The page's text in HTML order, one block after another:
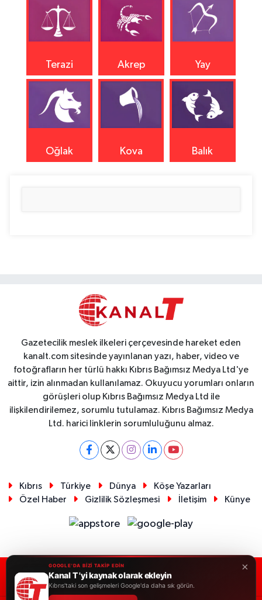
Terazi Akrep Yay
Oğlak Kova Balık
Gazetecilik meslek ilkeleri çerçevesinde hareket eden
kanalt.com sitesinde yayınlanan yazı, haber, video ve
fotoğrafların her türlü hakkı Kıbrıs Bağımsız Medya Ltd'ye
aittir, izin alınmadan kullanılamaz. Okuyucu yorumları onların
görüşleri olup Kıbrıs Bağımsız Medya Ltd ile
ilişkilendirilemez, sorumlu tutulamaz. Kıbrıs Bağımsız Medya
Ltd. harici linklerin sorumluluğunu almaz.
Kıbrıs Türkiye Dünya
Köşe Yazarları
Özel Haber
Gizlilik Sözleşmesi İletişim Künye
RSS Copyright © 2026. Her hakkı saklıdır.
×
GOOGLE'DA BİZİ TAKİP EDİN
Kanal T 'yi kaynak olarak ekleyin
Kıbrıs'taki son gelişmeleri Google'da daha sık görün.